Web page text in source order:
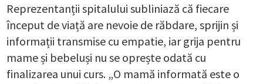
Reprezentanții spitalului subliniază că fiecare
început de viață are nevoie de răbdare, sprijin și
informații transmise cu empatie, iar grija pentru
mame și bebeluși nu se oprește odată cu
finalizarea unui curs. „O mamă informată este o